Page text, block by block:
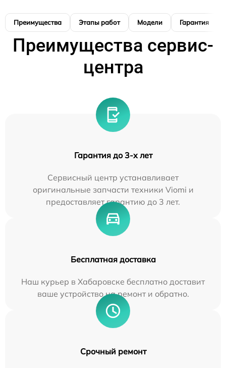
Преимущества Этапы работ Модели Гарантия
Преимущества сервис-
центра
Гарантия до 3-х лет
Сервисный центр устанавливает
оригинальные запчасти техники Viomi и
предоставляет гарантию до 3 лет.
Бесплатная доставка
Наш курьер в Хабаровске бесплатно доставит
ваше устройство на ремонт и обратно.
Срочный ремонт